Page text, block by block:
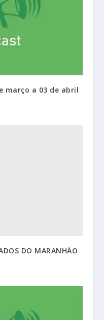
março a 03 de abril
DO MARANHÃO